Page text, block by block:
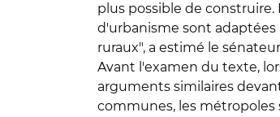
plus possible de construire.
d'urbanisme sont
ruraux", a estimé le
Avant l'examen du texte,
arguments similaires
communes, les métropoles